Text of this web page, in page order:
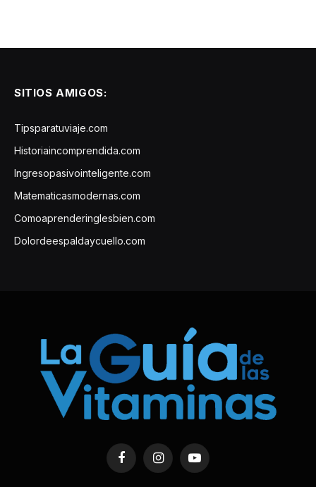
SITIOS AMIGOS:
Tipsparatuviaje.com
Historiaincomprendida.com
Ingresopasivointeligente.com
Matematicasmodernas.com
Comoaprenderinglesbien.com
Dolordeespaldaycuello.com
FacebookInstagramYouTube